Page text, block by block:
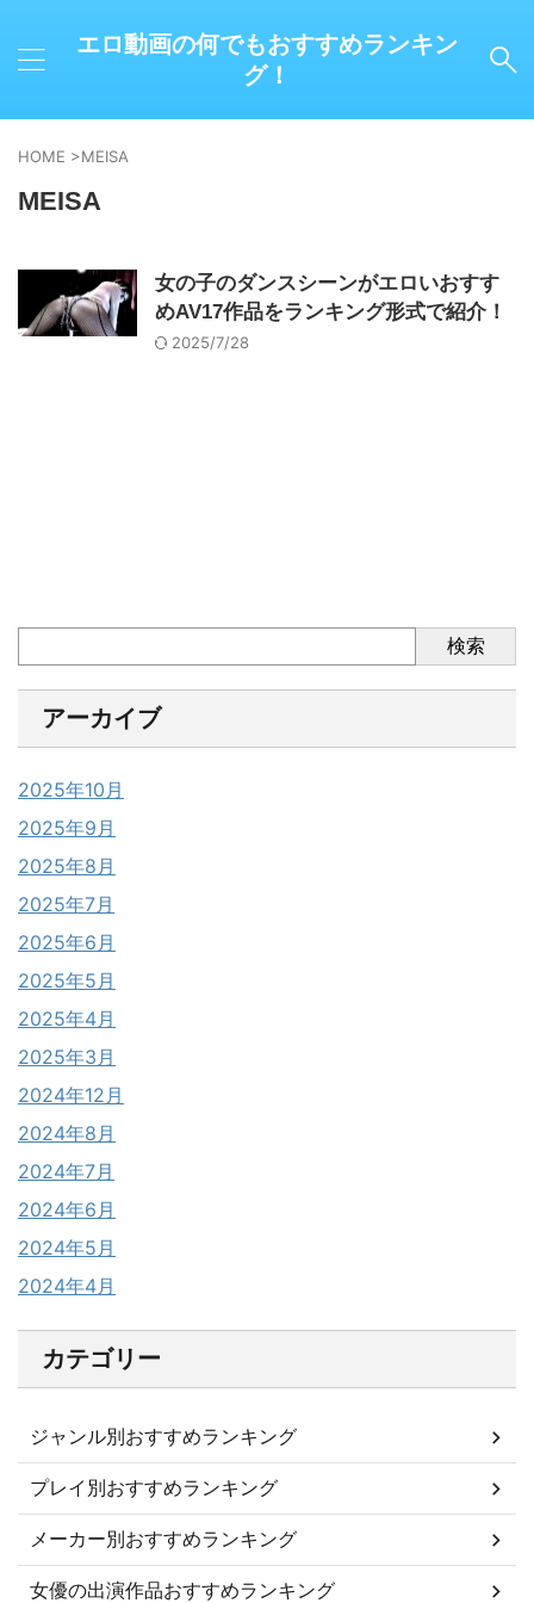
エロ動画の何でもおすすめランキン
グ！
HOME >MEISA
MEISA
女の子のダンスシーンがエロいおすす
めAV17作品をランキング形式で紹介！
2025/7/28
検索
アーカイブ
2025年10月
2025年9月
2025年8月
2025年7月
2025年6月
2025年5月
2025年4月
2025年3月
2024年12月
2024年8月
2024年7月
2024年6月
2024年5月
2024年4月
カテゴリー
ジャンル別おすすめランキング
プレイ別おすすめランキング
メーカー別おすすめランキング
女優の出演作品おすすめランキング